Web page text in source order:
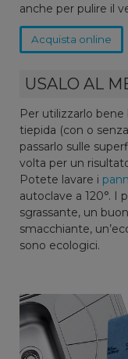
anche per pulire il
Acquista online
USALO AL
Per utilizzarlo
tiepida (con o
passarlo sulle
volta per un
Potete lavare i
autoclave a 120°. I
sgrassante, un
smacchiante,
sono ecologici.